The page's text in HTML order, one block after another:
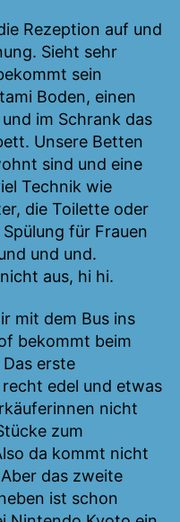
Rezeption auf und
Sieht sehr
sein
Boden, einen
im Schrank das
Unsere Betten
sind und eine
Technik wie
die Toilette oder
für Frauen
und und.
aus, hi hi.
mit dem Bus ins
bekommt beim
erste
edel und etwas
nicht
zum
da kommt nicht
das zweite
ist schon